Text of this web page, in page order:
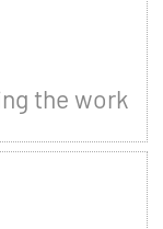
the work